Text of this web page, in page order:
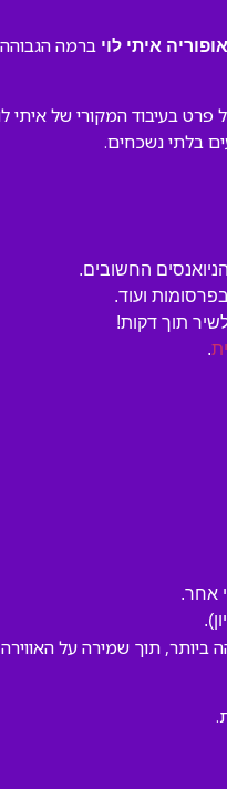
אופוריה איתי לוי ברמה הגבוהה
בעיבוד המקורי של איתי
בלתי נשכחים.
החשובים.
ועוד.
.
אחר.
תוך שמירה על